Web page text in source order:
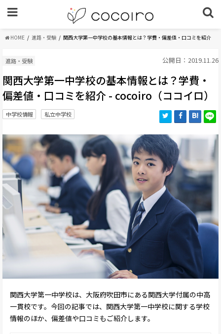
HOME 進路・受験 関西大学第一中学校の基本情報とは？学費・偏差値・口コミを紹介
進路・受験 公開日：2019.11.26
関西大学第一中学校の基本情報とは？学費・
偏差値・口コミを紹介 - cocoiro（ココイロ）
中学校情報 私立中学校
関西大学第一中学校は、大阪府吹田市にある関西大学付属の中高
一貫校です。今回の記事では、関西大学第一中学校に関する学校
情報のほか、偏差値や口コミもご紹介します。